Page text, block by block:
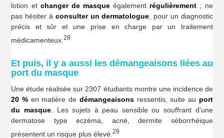
lotion et changer de masque également régulièrement ; ne
pas hésiter à consulter un dermatologue, pour un diagnostic
précis et sûr et une prise en charge par un traitement
médicamenteux.28
Et puis, il y a aussi les démangeaisons liées au
port du masque
Une étude réalisée sur 2307 étudiants montre une incidence de
20 % en matière de démangeaisons ressentis, suite au port
du masque. Les sujets à peau sensible ou souffrant d’une
dermatose type eczéma, acné, dermite séborrhéique
présentent un risque plus élevé.29